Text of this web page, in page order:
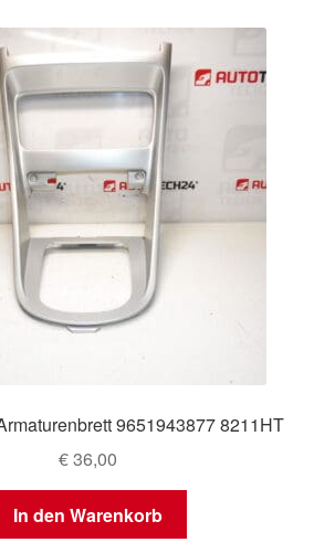
9651943877 8211HT
€36,00
In den Warenkorb